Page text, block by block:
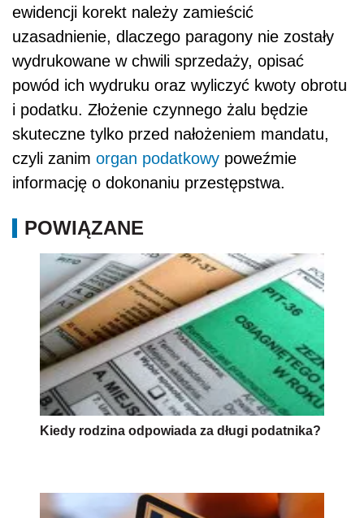
ewidencji korekt należy zamieścić
uzasadnienie, dlaczego paragony nie zostały
wydrukowane w chwili sprzedaży, opisać
powód ich wydruku oraz wyliczyć kwoty obrotu
i podatku. Złożenie czynnego żalu będzie
skuteczne tylko przed nałożeniem mandatu,
czyli zanim organ podatkowy poweźmie
informację o dokonaniu przestępstwa.
POWIĄZANE
Kiedy rodzina odpowiada za długi podatnika?